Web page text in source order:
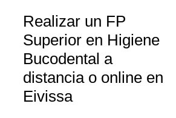
Realizar un FP
Superior en Higiene
Bucodental a
distancia o online en
Eivissa